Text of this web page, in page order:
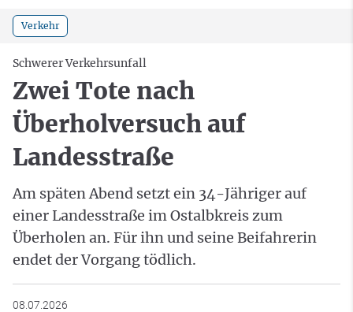
Verkehr
Schwerer Verkehrsunfall
Zwei Tote nach
Überholversuch auf
Landesstraße
Am späten Abend setzt ein 34-Jähriger auf
einer Landesstraße im Ostalbkreis zum
Überholen an. Für ihn und seine Beifahrerin
endet der Vorgang tödlich.
08.07.2026